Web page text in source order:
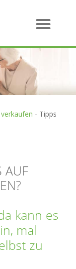
- Tipps
AUF
kann es
mal
zu